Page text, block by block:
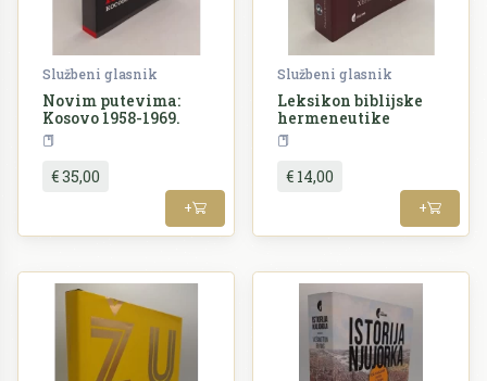
Službeni glasnik
Novim putevima:
Kosovo 1958-1969.
€ 35,00
+
Službeni glasnik
Leksikon biblijske
hermeneutike
€ 14,00
+